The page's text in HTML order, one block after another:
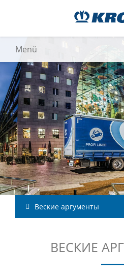
Веские аргументы
ВЕСКИЕ